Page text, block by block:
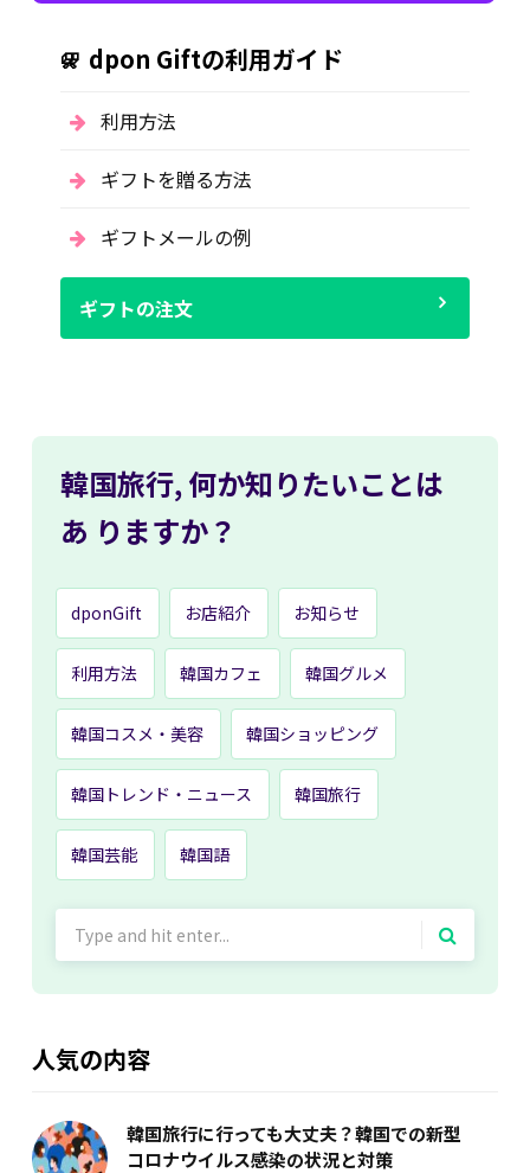
dpon Giftの利用ガイド
利用方法
ギフトを贈る方法
ギフトメールの例
ギフトの注文
韓国旅行, 何か知りたいことは
あ りますか？
dponGift お店紹介 お知らせ
利用方法 韓国カフェ 韓国グルメ
韓国コスメ・美容 韓国ショッピング
韓国トレンド・ニュース 韓国旅行
韓国芸能 韓国語
人気の内容
韓国旅行に行っても大丈夫？韓国での新型
コロナウイルス感染の状況と対策